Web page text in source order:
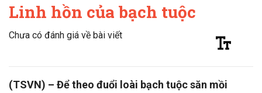
Linh hồn của bạch tuộc
Chưa có đánh giá về bài viết
(TSVN) – Để theo đuổi loài bạch tuộc săn mồi